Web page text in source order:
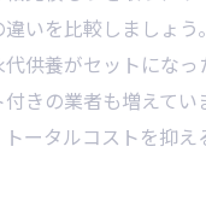
いを比較しましょう
供養がセットにな
きの業者も増えてい
ータルコストを抑え